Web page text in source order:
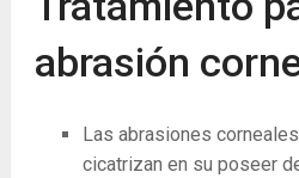
abrasión
Las abrasiones
cicatrizan en su poseer